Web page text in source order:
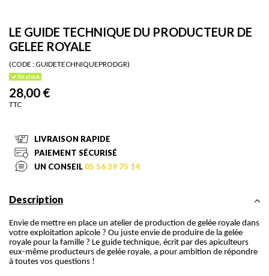
LE GUIDE TECHNIQUE DU PRODUCTEUR DE
GELEE ROYALE
(CODE :GUIDETECHNIQUEPRODGR)
En stock
28,00 €
TTC
LIVRAISON RAPIDE
PAIEMENT SÉCURISÉ
UN CONSEIL 05 56 39 75 14
Description
Envie de mettre en place un atelier de production de gelée royale dans
votre exploitation apicole ? Ou juste envie de produire de la gelée
royale pour la famille ? Le guide technique, écrit par des apiculteurs
eux-même producteurs de gelée royale, a pour ambition de répondre
à toutes vos questions !